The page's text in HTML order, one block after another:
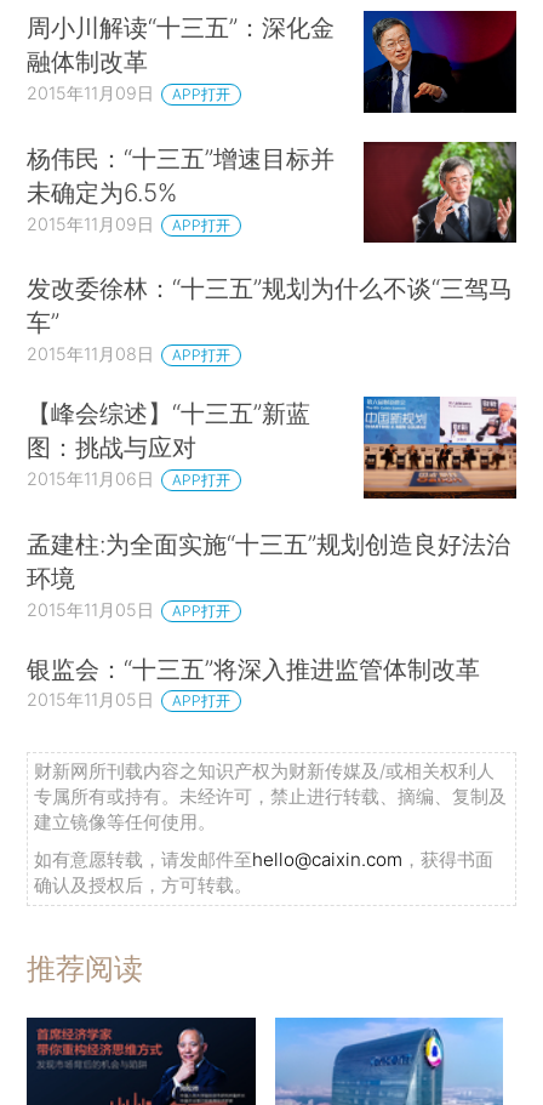
周小川解读“十三五”：深化金
融体制改革
2015年11月09日 APP打开
杨伟民：“十三五”增速目标并
未确定为6.5%
2015年11月09日 APP打开
发改委徐林：“十三五”规划为什么不谈“三驾马
车”
2015年11月08日 APP打开
【峰会综述】“十三五”新蓝
图：挑战与应对
2015年11月06日 APP打开
孟建柱:为全面实施“十三五”规划创造良好法治
环境
2015年11月05日 APP打开
银监会：“十三五”将深入推进监管体制改革
2015年11月05日 APP打开
财新网所刊载内容之知识产权为财新传媒及/或相关权利人
专属所有或持有。未经许可，禁止进行转载、摘编、复制及
建立镜像等任何使用。
如有意愿转载，请发邮件至hello@caixin.com ，获得书面
确认及授权后，方可转载。
推荐阅读